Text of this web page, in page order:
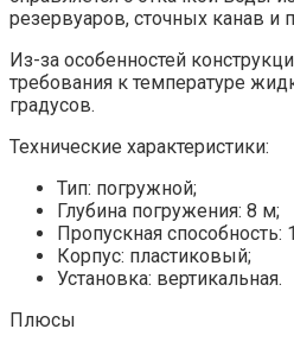
резервуаров, сточных канав и
Из-за особенностей
требования к температуре
градусов.
Технические характеристики:
Тип: погружной;
Глубина погружения: 8 м;
Пропускная способность:
Корпус: пластиковый;
Установка: вертикальная.
Плюсы